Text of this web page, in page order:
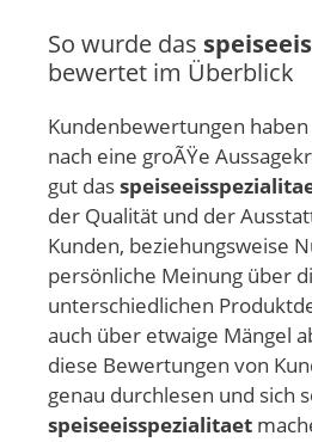
So wurde das
bewertet im Überblick
Kundenbewertungen
nach eine groÃŸe
gut das
der Qualität und der
Kunden, beziehungsweise
persönliche Meinung über
unterschiedlichen
auch über etwaige Mängel
diese Bewertungen von
genau durchlesen und sich
speiseeisspezialitaet